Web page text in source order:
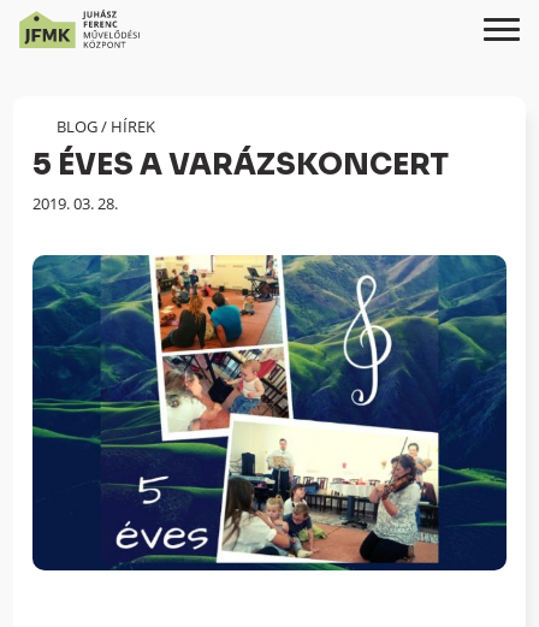
Content
navigációhoz
BLOG/ HÍREK
5 ÉVES A VARÁZSKONCERT
Megjelenés
2019. 03. 28.